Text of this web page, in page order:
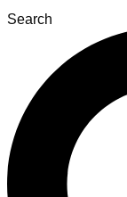
Search